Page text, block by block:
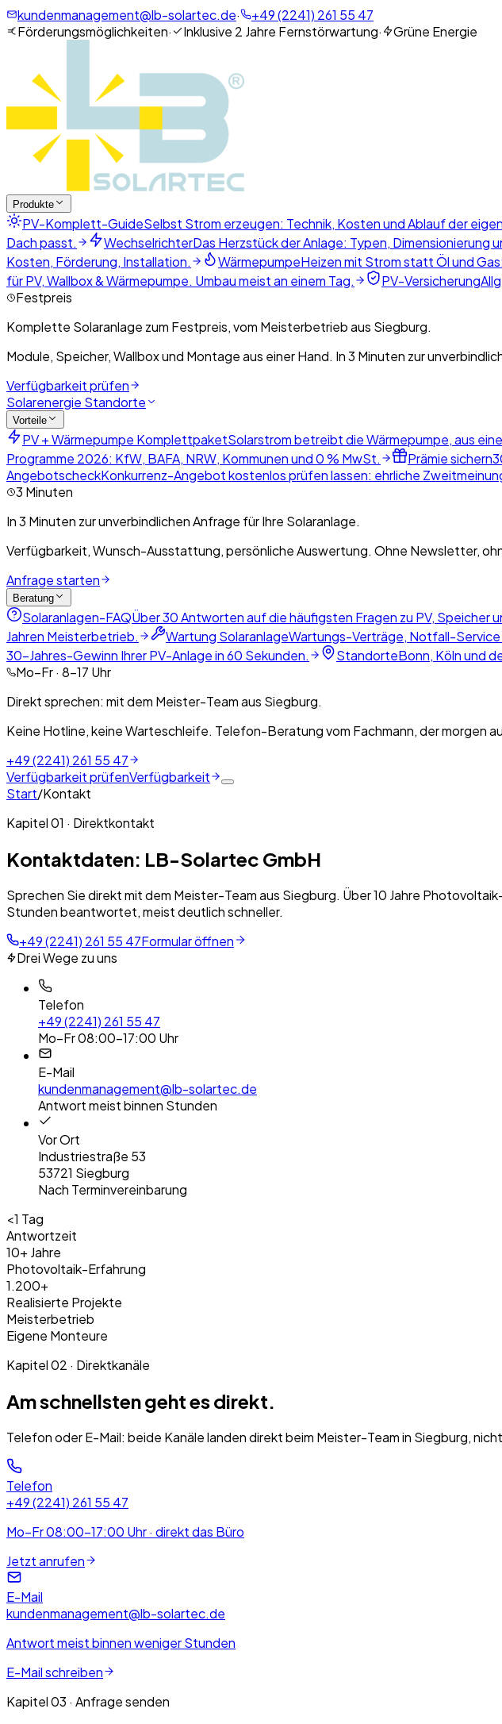
kundenmanagement@lb-solartec.de·
+49 (2241) 261 55 47
Förderungsmöglichkeiten· Inklusive 2 Jahre Fernstörwartung· Grüne Energie
Produkte
PV-Komplett-GuideSelbst Strom erzeugen: Technik, Kosten und Ablauf der
Dach passt.
WechselrichterDas Herzstück der Anlage: Typen, Dimensionierung
Kosten, Förderung, Installation.
WärmepumpeHeizen mit Strom statt Öl und
für PV, Wallbox & Wärmepumpe. Umbau meist an einem Tag.
PV-Versicherung
Festpreis
Komplette Solaranlage zum Festpreis, vom Meisterbetrieb aus Siegburg.
Module, Speicher, Wallbox und Montage aus einer Hand. In 3 Minuten zur
Verfügbarkeit prüfen
Solarenergie Standorte
Vorteile
PV + Wärmepumpe KomplettpaketSolarstrom betreibt die Wärmepumpe, aus
Programme 2026: KfW, BAFA, NRW, Kommunen und 0 % MwSt.
Prämie sichern
AngebotscheckKonkurrenz-Angebot kostenlos prüfen lassen: ehrliche
3 Minuten
In 3 Minuten zur unverbindlichen Anfrage für Ihre Solaranlage.
Verfügbarkeit, Wunsch-Ausstattung, persönliche Auswertung. Ohne Newsletter,
Anfrage starten
Beratung
Solaranlagen-FAQÜber 30 Antworten auf die häufigsten Fragen zu PV, Speicher
Jahren Meisterbetrieb.
Wartung SolaranlageWartungs-Verträge, Notfall-
30-Jahres-Gewinn Ihrer PV-Anlage in 60 Sekunden.
StandorteBonn, Köln und
Mo–Fr · 8–17 Uhr
Direkt sprechen: mit dem Meister-Team aus Siegburg.
Keine Hotline, keine Warteschleife. Telefon-Beratung vom Fachmann, der morgen
+49 (2241) 261 55 47
Verfügbarkeit prüfenVerfügbarkeit
Start/Kontakt
Kapitel 01 · Direktkontakt
Kontaktdaten: LB-Solartec GmbH
Sprechen Sie direkt mit dem Meister-Team aus Siegburg. Über 10 Jahre
Stunden beantwortet, meist deutlich schneller.
+49 (2241) 261 55 47Formular öffnen
Drei Wege zu uns
Telefon
+49 (2241) 261 55 47
Mo–Fr 08:00–17:00 Uhr
E-Mail
kundenmanagement@lb-solartec.de
Antwort meist binnen Stunden
Vor Ort
Industriestraße 53
53721 Siegburg
Nach Terminvereinbarung
<1 Tag
Antwortzeit
10+ Jahre
Photovoltaik-Erfahrung
1.200+
Realisierte Projekte
Meisterbetrieb
Eigene Monteure
Kapitel 02 · Direktkanäle
Am schnellsten geht es direkt.
Telefon oder E-Mail: beide Kanäle landen direkt beim Meister-Team in Siegburg,
Telefon
+49 (2241) 261 55 47
Mo–Fr 08:00–17:00 Uhr · direkt das Büro
Jetzt anrufen
E-Mail
kundenmanagement@lb-solartec.de
Antwort meist binnen weniger Stunden
E-Mail schreiben
Kapitel 03 · Anfrage senden